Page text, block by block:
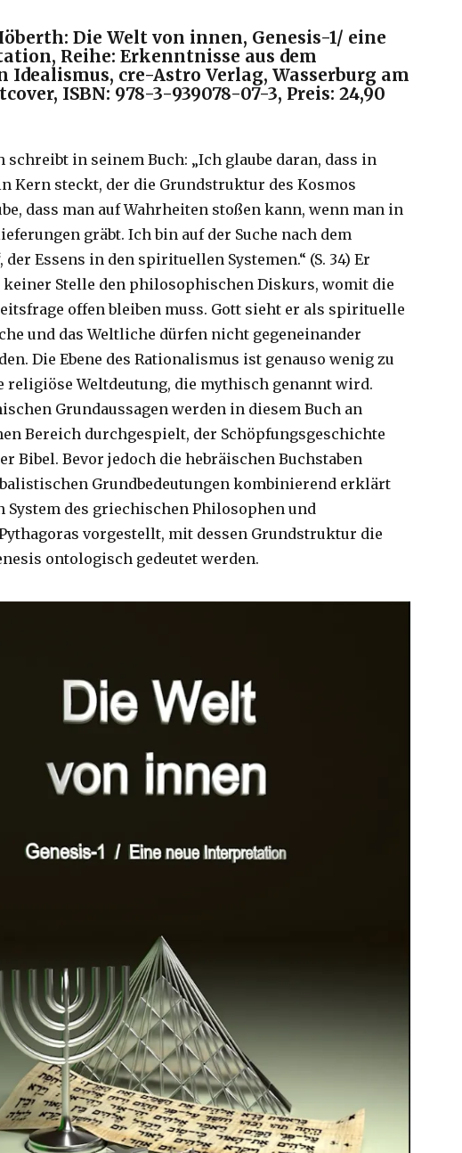
Die Welt von innen, Genesis-1/ eine
Reihe: Erkenntnisse aus dem
Idealismus, cre-Astro Verlag, Wasserburg am
ISBN: 978-3-939078-07-3, Preis: 24,90
schreibt in seinem Buch: „Ich glaube daran, dass in
Kern steckt, der die Grundstruktur des Kosmos
dass man auf Wahrheiten stoßen kann, wenn man in
gräbt. Ich bin auf der Suche nach dem
der Essens in den spirituellen Systemen.“ (S. 34) Er
keiner Stelle den philosophischen Diskurs, womit die
offen bleiben muss. Gott sieht er als spirituelle
und das Weltliche dürfen nicht gegeneinander
Die Ebene des Rationalismus ist genauso wenig zu
religiöse Weltdeutung, die mythisch genannt wird.
Grundaussagen werden in diesem Buch an
Bereich durchgespielt, der Schöpfungsgeschichte
Bibel. Bevor jedoch die hebräischen Buchstaben
Grundbedeutungen kombinierend erklärt
System des griechischen Philosophen und
vorgestellt, mit dessen Grundstruktur die
ontologisch gedeutet werden.